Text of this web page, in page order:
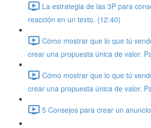
La estrategia de las 3P para
reacción en un texto. (12:40)
Cómo mostrar que lo que tú
crear una propuesta única de valor.
Cómo mostrar que lo que tú
crear una propuesta única de valor.
5 Consejos para crear un